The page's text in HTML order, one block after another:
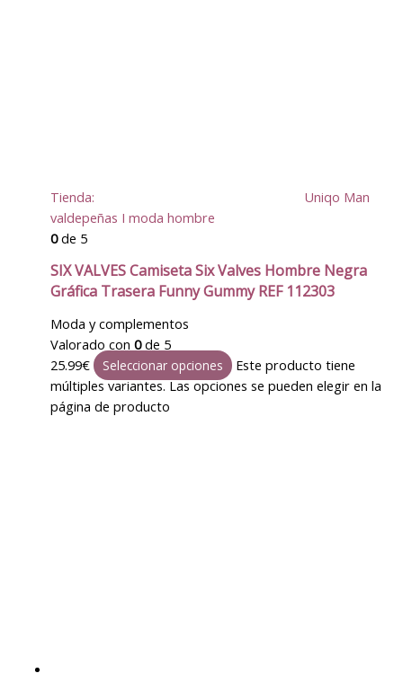
Tienda:
Uniqo Man
valdepeñas I moda hombre
0de 5
SIX VALVES Camiseta Six Valves Hombre Negra
Gráfica Trasera Funny Gummy REF 112303
Moda y complementos
Valorado con 0de 5
25.99€ Seleccionar opciones
Este producto tiene
múltiples variantes. Las opciones se pueden elegir en la
página de producto